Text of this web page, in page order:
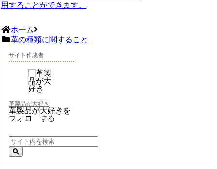
用することができます。
ホーム
革の種類に関すること
サイト作成者
革製品が大好き
革製品が大好きを
フォローする